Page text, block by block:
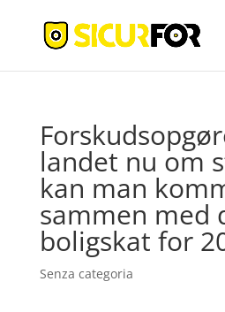
landet nu om
kan man
sammen med
boligskat for
Senza categoria